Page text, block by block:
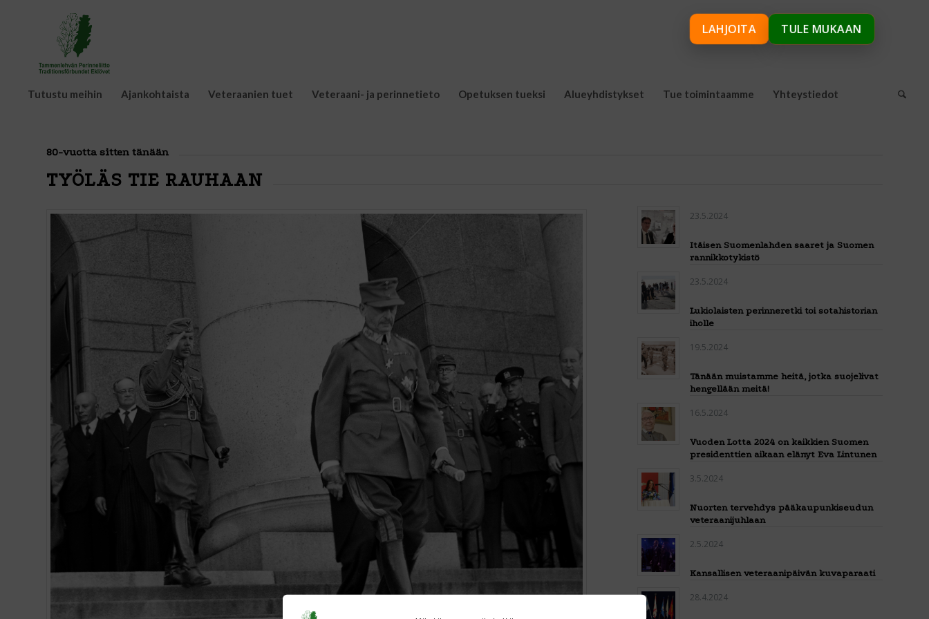
Tutustu meihin Ajankohtaista Veteraanien tuet Veteraani- ja perinnetieto Opetuksen tueksi Alueyhdistykset Tue toimintaamme Yhteystiedot
80-vuotta sitten tänään
TYÖLÄS TIE RAUHAAN
23.5.2024
Itäisen Suomenlahden saaret ja Suomen
rannikkotykistö
23.5.2024
Lukiolaisten perinneretki toi sotahistorian
iholle
19.5.2024
Tänään muistamme heitä, jotka suojelivat
hengellään meitä!
16.5.2024
Vuoden Lotta 2024 on kaikkien Suomen
presidenttien aikaan elänyt Eva Lintunen
3.5.2024
Nuorten tervehdys pääkaupunkiseudun
veteraanijuhlaan
2.5.2024
Kansallisen veteraanipäivän kuvaparaati
28.4.2024
LAHJOITA TULE MUKAAN